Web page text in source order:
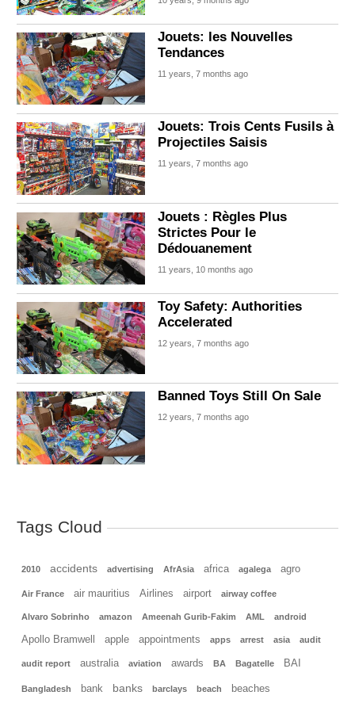
Jouets: les Nouvelles
Tendances
11 years, 7 months ago
Jouets: Trois Cents Fusils à
Projectiles Saisis
11 years, 7 months ago
Jouets : Règles Plus
Strictes Pour le
Dédouanement
11 years, 10 months ago
Toy Safety: Authorities
Accelerated
12 years, 7 months ago
Banned Toys Still On Sale
12 years, 7 months ago
Tags Cloud
2010 accidents advertising AfrAsia africa agalega agro
Air France air mauritius Airlines airport airway coffee
Alvaro Sobrinho amazon Ameenah Gurib-Fakim AML android
Apollo Bramwell apple appointments apps arrest asia audit
audit report australia aviation awards BA Bagatelle BAI
Bangladesh bank banks barclays beach beaches